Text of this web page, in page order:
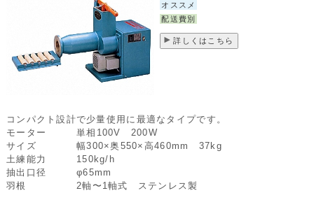
オススメ
配送費別
詳しくはこちら
コンパクト設計で少量使用に最適なタイプです。
モーター
単相100V 200W
サイズ
幅300×奥550×高460mm 37kg
土練能力
150kg/h
抽出口径
φ65mm
羽根
2軸〜1軸式 ステンレス製